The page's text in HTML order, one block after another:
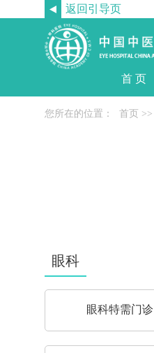
返回引导页
首 页
您所在的位置： 首页 >>
眼科
眼科特需门诊